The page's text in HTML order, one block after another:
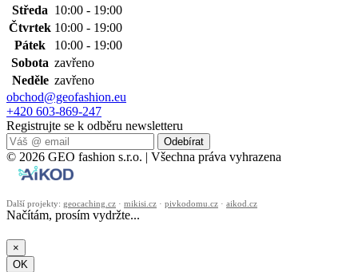
Středa 10:00 - 19:00
Čtvrtek 10:00 - 19:00
Pátek
10:00 - 19:00
Sobota zavřeno
Neděle zavřeno
obchod@geofashion.eu
+420 603-869-247
Registrujte se k odběru newsletteru
Odebírat
© 2026 GEO fashion s.r.o. | Všechna práva vyhrazena
Další projekty: geocaching.cz · mikisi.cz · pivkodomu.cz · aikod.cz
Načítám, prosím vydržte...
×
OK